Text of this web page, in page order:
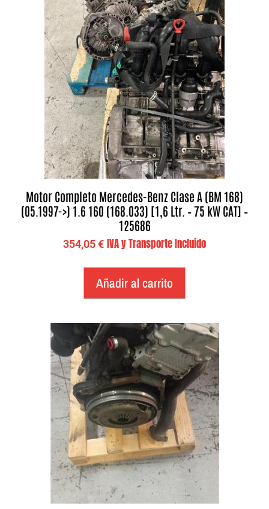
Motor Completo Mercedes-Benz Clase A (BM 168)
(05.1997->) 1.6 160 (168.033) [1,6 Ltr. – 75 kW CAT] –
125686
354,05€ IVA y Transporte Incluido
Añadir al carrito